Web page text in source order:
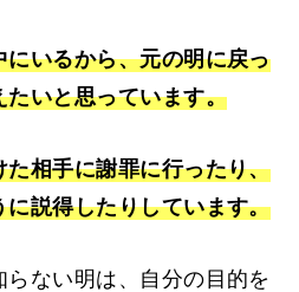
いるから、元の明に戻っ
いと思っています。
相手に謝罪に行ったり、
説得したりしています。
ない明は、自分の目的を